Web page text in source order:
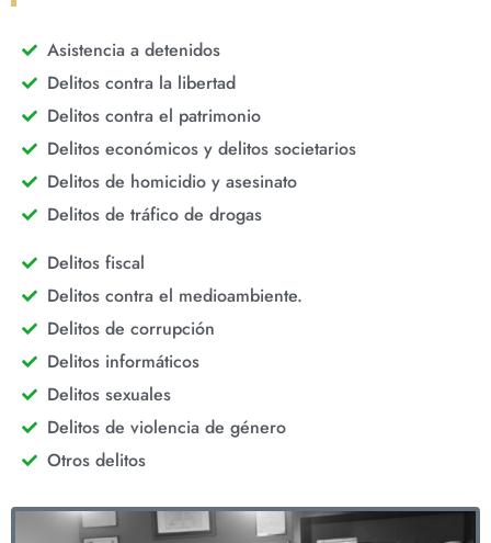
Asistencia a detenidos
Delitos contra la libertad
Delitos contra el patrimonio
Delitos económicos y delitos societarios
Delitos de homicidio y asesinato
Delitos de tráfico de drogas
Delitos fiscal
Delitos contra el medioambiente.
Delitos de corrupción
Delitos informáticos
Delitos sexuales
Delitos de violencia de género
Otros delitos